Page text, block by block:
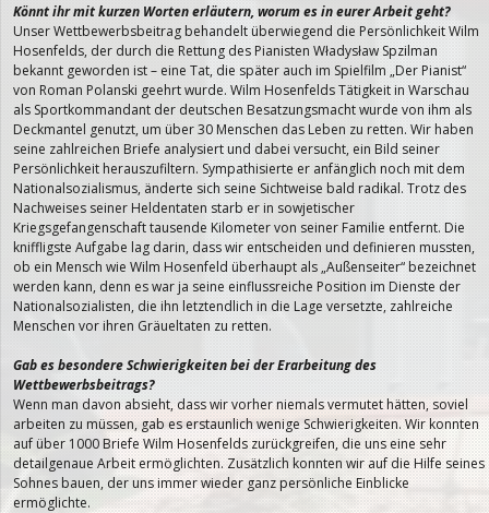
Könnt ihr mit kurzen Worten erläutern, worum es in eurer Arbeit geht?
Unser Wettbewerbsbeitrag behandelt überwiegend die Persönlichkeit Wilm
Hosenfelds, der durch die Rettung des Pianisten Władysław Spzilman
bekannt geworden ist – eine Tat, die später auch im Spielfilm „Der Pianist“
von Roman Polanski geehrt wurde. Wilm Hosenfelds Tätigkeit in Warschau
als Sportkommandant der deutschen Besatzungsmacht wurde von ihm als
Deckmantel genutzt, um über 30 Menschen das Leben zu retten. Wir haben
seine zahlreichen Briefe analysiert und dabei versucht, ein Bild seiner
Persönlichkeit herauszufiltern. Sympathisierte er anfänglich noch mit dem
Nationalsozialismus, änderte sich seine Sichtweise bald radikal. Trotz des
Nachweises seiner Heldentaten starb er in sowjetischer
Kriegsgefangenschaft tausende Kilometer von seiner Familie entfernt. Die
kniffligste Aufgabe lag darin, dass wir entscheiden und definieren mussten,
ob ein Mensch wie Wilm Hosenfeld überhaupt als „Außenseiter“ bezeichnet
werden kann, denn es war ja seine einflussreiche Position im Dienste der
Nationalsozialisten, die ihn letztendlich in die Lage versetzte, zahlreiche
Menschen vor ihren Gräueltaten zu retten.
Gab es besondere Schwierigkeiten bei der Erarbeitung des
Wettbewerbsbeitrags?
Wenn man davon absieht, dass wir vorher niemals vermutet hätten, soviel
arbeiten zu müssen, gab es erstaunlich wenige Schwierigkeiten. Wir konnten
auf über 1000 Briefe Wilm Hosenfelds zurückgreifen, die uns eine sehr
detailgenaue Arbeit ermöglichten. Zusätzlich konnten wir auf die Hilfe seines
Sohnes bauen, der uns immer wieder ganz persönliche Einblicke
ermöglichte.